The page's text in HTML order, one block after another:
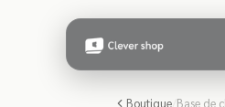
Boutique Base de